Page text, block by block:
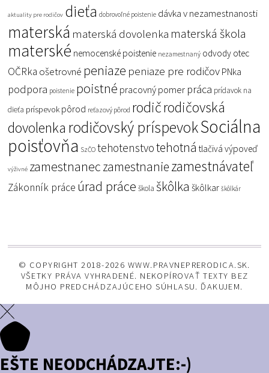
aktuality pre rodičov dieťa dobrovoľné poistenie dávka v nezamestnanosti
materská materská dovolenka materská škola
materské nemocenské poistenie nezamestnaný odvody otec
OČRka ošetrovné peniaze peniaze pre rodičov PNka
podpora poistenie poistné pracovný pomer práca prídavok na
dieťa príspevok pôrod reťazový pôrod rodičrodičovská
dovolenka rodičovský príspevokSociálna
poisťovňa SzČO tehotenstvotehotná tlačivá výpoveď
výživné zamestnaneczamestnaniezamestnávateľ
Zákonník práce úrad práce škola škôlka škôlkar škôlkár
© COPYRIGHT 2018-2026 WWW.PRAVNEPRERODICA.SK.
VŠETKY PRÁVA VYHRADENÉ. NEKOPÍROVAŤ TEXTY BEZ
MÔJHO PREDCHÁDZAJÚCEHO SÚHLASU. ĎAKUJEM.
EŠTE NEODCHÁDZAJTE:-)